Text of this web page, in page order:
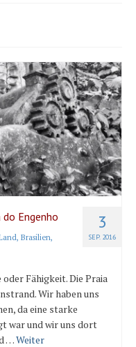
3
SEP. 2016
Engenho
, Brasilien,
Fähigkeit. Die Praia
Wir haben uns
da eine starke
war und wir uns dort
…Weiter